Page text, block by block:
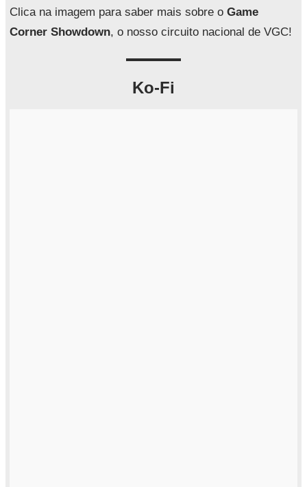
Clica na imagem para saber mais sobre o Game
Corner Showdown, o nosso circuito nacional de VGC!
Ko-Fi